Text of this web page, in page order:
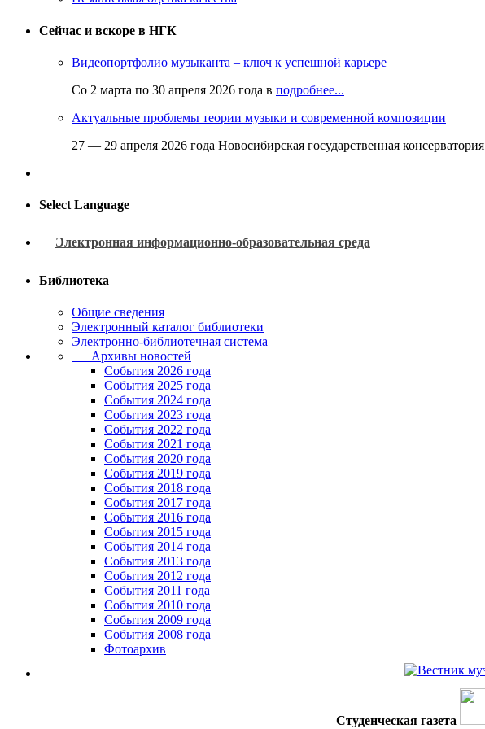
Сейчас и вскоре в НГК
Видеопортфолио музыканта – ключ к успешной карьере
Со 2 марта по 30 апреля 2026 года в подробнее...
Актуальные проблемы теории музыки и современной композиции
27 — 29 апреля 2026 года Новосибирская государственная консерватория
Select Language
Электронная информационно-образовательная среда
Библиотека
Общие сведения
Электронный каталог библиотеки
Электронно-библиотечная система
Архивы новостей
Cобытия 2026 года
События 2025 года
События 2024 года
События 2023 года
Cобытия 2022 года
Cобытия 2021 года
События 2020 года
События 2019 года
События 2018 года
События 2017 года
События 2016 года
События 2015 года
События 2014 года
События 2013 года
События 2012 года
События 2011 года
События 2010 года
События 2009 года
События 2008 года
Фотоархив
Студенческая газета